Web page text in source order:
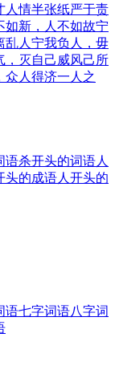
人情半张纸严于责
如新，人不如故宁
乱人 宁我负人，毋
，灭自己威风己所
众人得济一人之
语杀开头的词语人
头的成语人开头的
语七字词语八字词